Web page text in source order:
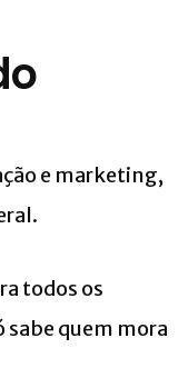
e marketing,
todos os
sabe quem mora